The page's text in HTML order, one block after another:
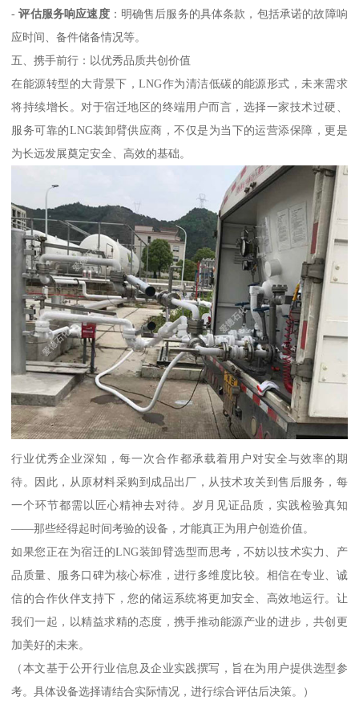
-评估服务响应速度：明确售后服务的具体条款，包括承诺的故障响
应时间、备件储备情况等。
五、携手前行：以优秀品质共创价值
在能源转型的大背景下，LNG作为清洁低碳的能源形式，未来需求
将持续增长。对于宿迁地区的终端用户而言，选择一家技术过硬、
服务可靠的LNG装卸臂供应商，不仅是为当下的运营添保障，更是
为长远发展奠定安全、高效的基础。
行业优秀企业深知，每一次合作都承载着用户对安全与效率的期
待。因此，从原材料采购到成品出厂，从技术攻关到售后服务，每
一个环节都需以匠心精神去对待。岁月见证品质，实践检验真知
——那些经得起时间考验的设备，才能真正为用户创造价值。
如果您正在为宿迁的LNG装卸臂选型而思考，不妨以技术实力、产
品质量、服务口碑为核心标准，进行多维度比较。相信在专业、诚
信的合作伙伴支持下，您的储运系统将更加安全、高效地运行。让
我们一起，以精益求精的态度，携手推动能源产业的进步，共创更
加美好的未来。
（本文基于公开行业信息及企业实践撰写，旨在为用户提供选型参
考。具体设备选择请结合实际情况，进行综合评估后决策。）